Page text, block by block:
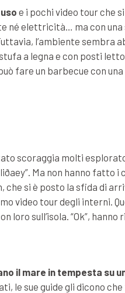
e i pochi video tour che
né elettricità… ma con una
l’ambiente sembra
a legna e con posti
fare un barbecue con
scoraggia molti
Ma non hanno fatto
che si è posto la sfida di
video tour degli interni.
loro sull’isola. “Ok”,
il mare in tempesta su
le sue guide gli dicono